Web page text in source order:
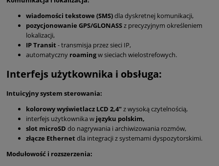
wiadomości tekstowe (SMS)dla dyskretnej komunikacji,
pozycjonowanie GPS/GLONASSz precyzyjnym określeniem
lokalizacji,
IP Transit - transmisja przez sieci IP,
automatyczny roamingw sieciach wielostrefowych.
Interfejs użytkownika i obsługa:
Intuicyjny system sterowania:
kolorowy wyświetlacz LCD 2,4"z wysoką czytelnością,
interfejs użytkownika w języku polskim,
slot microSD do nagrywania i archiwizowania rozmów,
złącze Ethernet dla integracji z systemami dyspozytorskimi.
Modułowość i rozszerzenia: